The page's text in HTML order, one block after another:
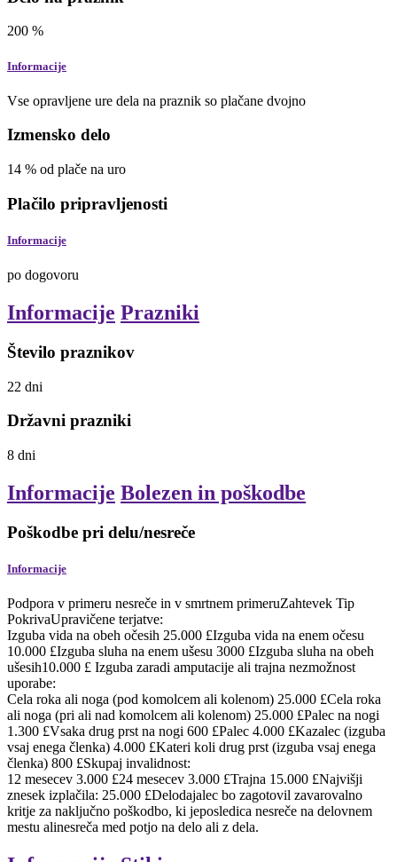
200 %
Informacije
Vse opravljene ure dela na praznik so plačane dvojno
Izmensko delo
14 % od plače na uro
Plačilo pripravljenosti
Informacije
po dogovoru
Informacije Prazniki
Število praznikov
22 dni
Državni prazniki
8 dni
Informacije Bolezen in poškodbe
Poškodbe pri delu/nesreče
Informacije
Podpora v primeru nesreče in v smrtnem primeruZahtevek Tip
PokrivaUpravičene terjatve:
Izguba vida na obeh očesih 25.000 £Izguba vida na enem očesu
10.000 £Izguba sluha na enem ušesu 3000 £Izguba sluha na obeh
ušesih10.000 £ Izguba zaradi amputacije ali trajna nezmožnost
uporabe:
Cela roka ali noga (pod komolcem ali kolenom) 25.000 £Cela roka
ali noga (pri ali nad komolcem ali kolenom) 25.000 £Palec na nogi
1.300 £Vsaka drug prst na nogi 600 £Palec 4.000 £Kazalec (izguba
vsaj enega členka) 4.000 £Kateri koli drug prst (izguba vsaj enega
členka) 800 £Skupaj invalidnost:
12 mesecev 3.000 £24 mesecev 3.000 £Trajna 15.000 £Najvišji
znesek izplačila: 25.000 £Delodajalec bo zagotovil zavarovalno
kritje za naključno poškodbo, ki jeposledica nesreče na delovnem
mestu alinesreča med potjo na delo ali z dela.